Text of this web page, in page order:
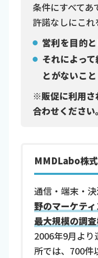
条件にすべてあ
許諾なしにこれ
営利を目的
それによっ
とがないこと
※販促に利用さ
合わせください。
MMDLabo株
通信・端末・
野のマーケテ
最大規模の調
2006年9月よ
所では、700件